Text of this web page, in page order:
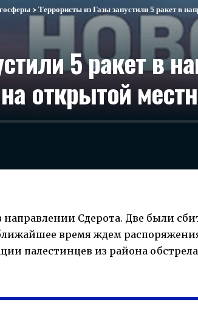
>Террористы из Газы запустили 5 ракет в
5 ракет в
открытой
направлении Сдерота. Две были
время ждем
палестинцев из района